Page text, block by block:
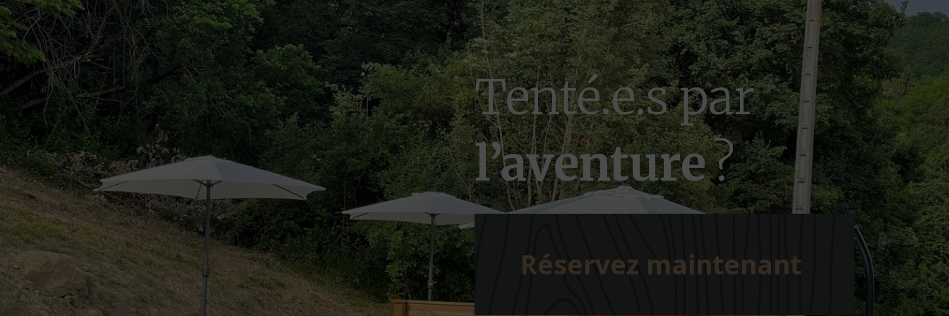
Tenté.e.s par
l’aventure?
Réservez maintenant